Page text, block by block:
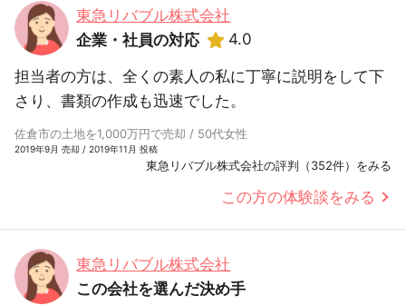
東急リバブル株式会社
企業・社員の対応
4.0
担当者の方は、全くの素人の私に丁寧に説明をして下
さり、書類の作成も迅速でした。
佐倉市の土地を1,000万円で売却 / 50代女性
2019年9月 売却 / 2019年11月 投稿
東急リバブル株式会社の評判（352件）をみる
この方の体験談をみる
東急リバブル株式会社
この会社を選んだ決め手